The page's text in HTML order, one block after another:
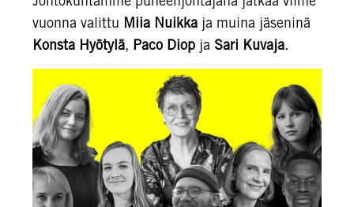
vuonna valittu Miia Nuikka ja muina jäseninä
Konsta Hyötylä, Paco Diop ja Sari Kuvaja.